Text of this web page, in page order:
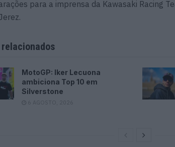
para a imprensa da Kawasaki Racing
MotoGP: Iker Lecuona
ambiciona Top 10 em
Silverstone
6 AGOSTO, 2026